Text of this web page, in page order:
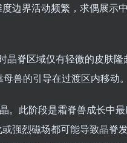
边界活动频繁，求偶展示
晶脊区域仅有轻微的皮肤隆
兽的引导在过渡区内移动。
。此阶段是霜脊兽成长中
强烈磁场都可能导致晶脊